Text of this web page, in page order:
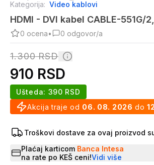
Kategorija: Video kablovi
HDMI - DVI kabel CABLE-551G/
0 ocena• 0 odgovor/a
1.300RSD
910 RSD
Akcija traje od 06. 08. 2026 do
Ušteda: 390 RSD
Troškovi dostave za ovaj proizvod
Plaćaj karticom Banca Intesa
na rate po KEŠ ceni!Vidi više